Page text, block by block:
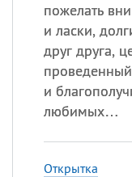
пожелать
и ласки,
друг друга,
проведенный
и
любимых…
Открытка